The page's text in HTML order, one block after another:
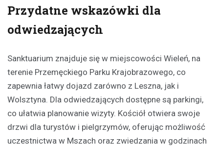
Przydatne wskazówki dla
odwiedzających
Sanktuarium znajduje się w miejscowości Wieleń, na
terenie Przemęckiego Parku Krajobrazowego, co
zapewnia łatwy dojazd zarówno z Leszna, jak i
Wolsztyna. Dla odwiedzających dostępne są parkingi,
co ułatwia planowanie wizyty. Kościół otwiera swoje
drzwi dla turystów i pielgrzymów, oferując możliwość
uczestnictwa w Mszach oraz zwiedzania w godzinach